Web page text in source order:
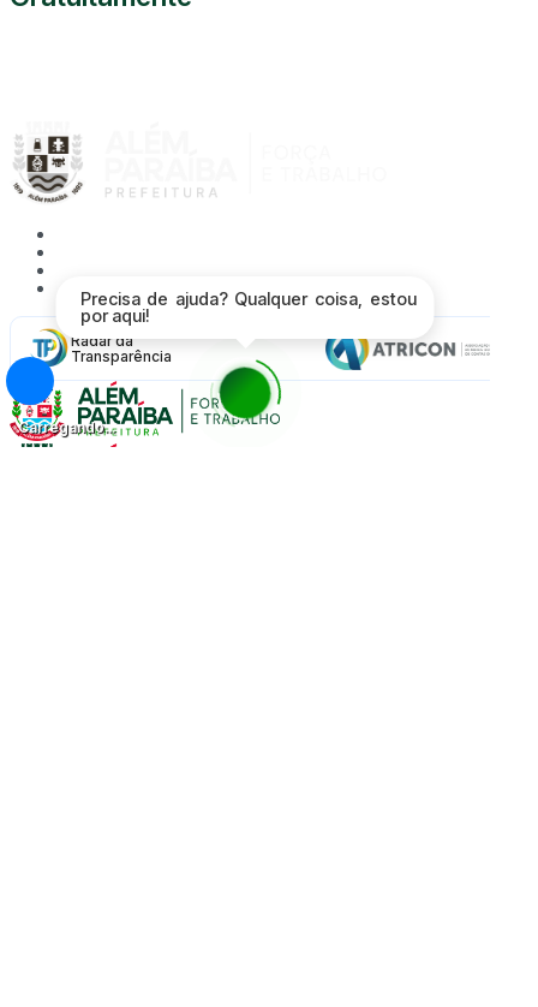
Carregando...
Proteção de Dados - LGPD
Radar da
Transparência
Precisa de ajuda? Qualquer coisa, estou
por aqui!